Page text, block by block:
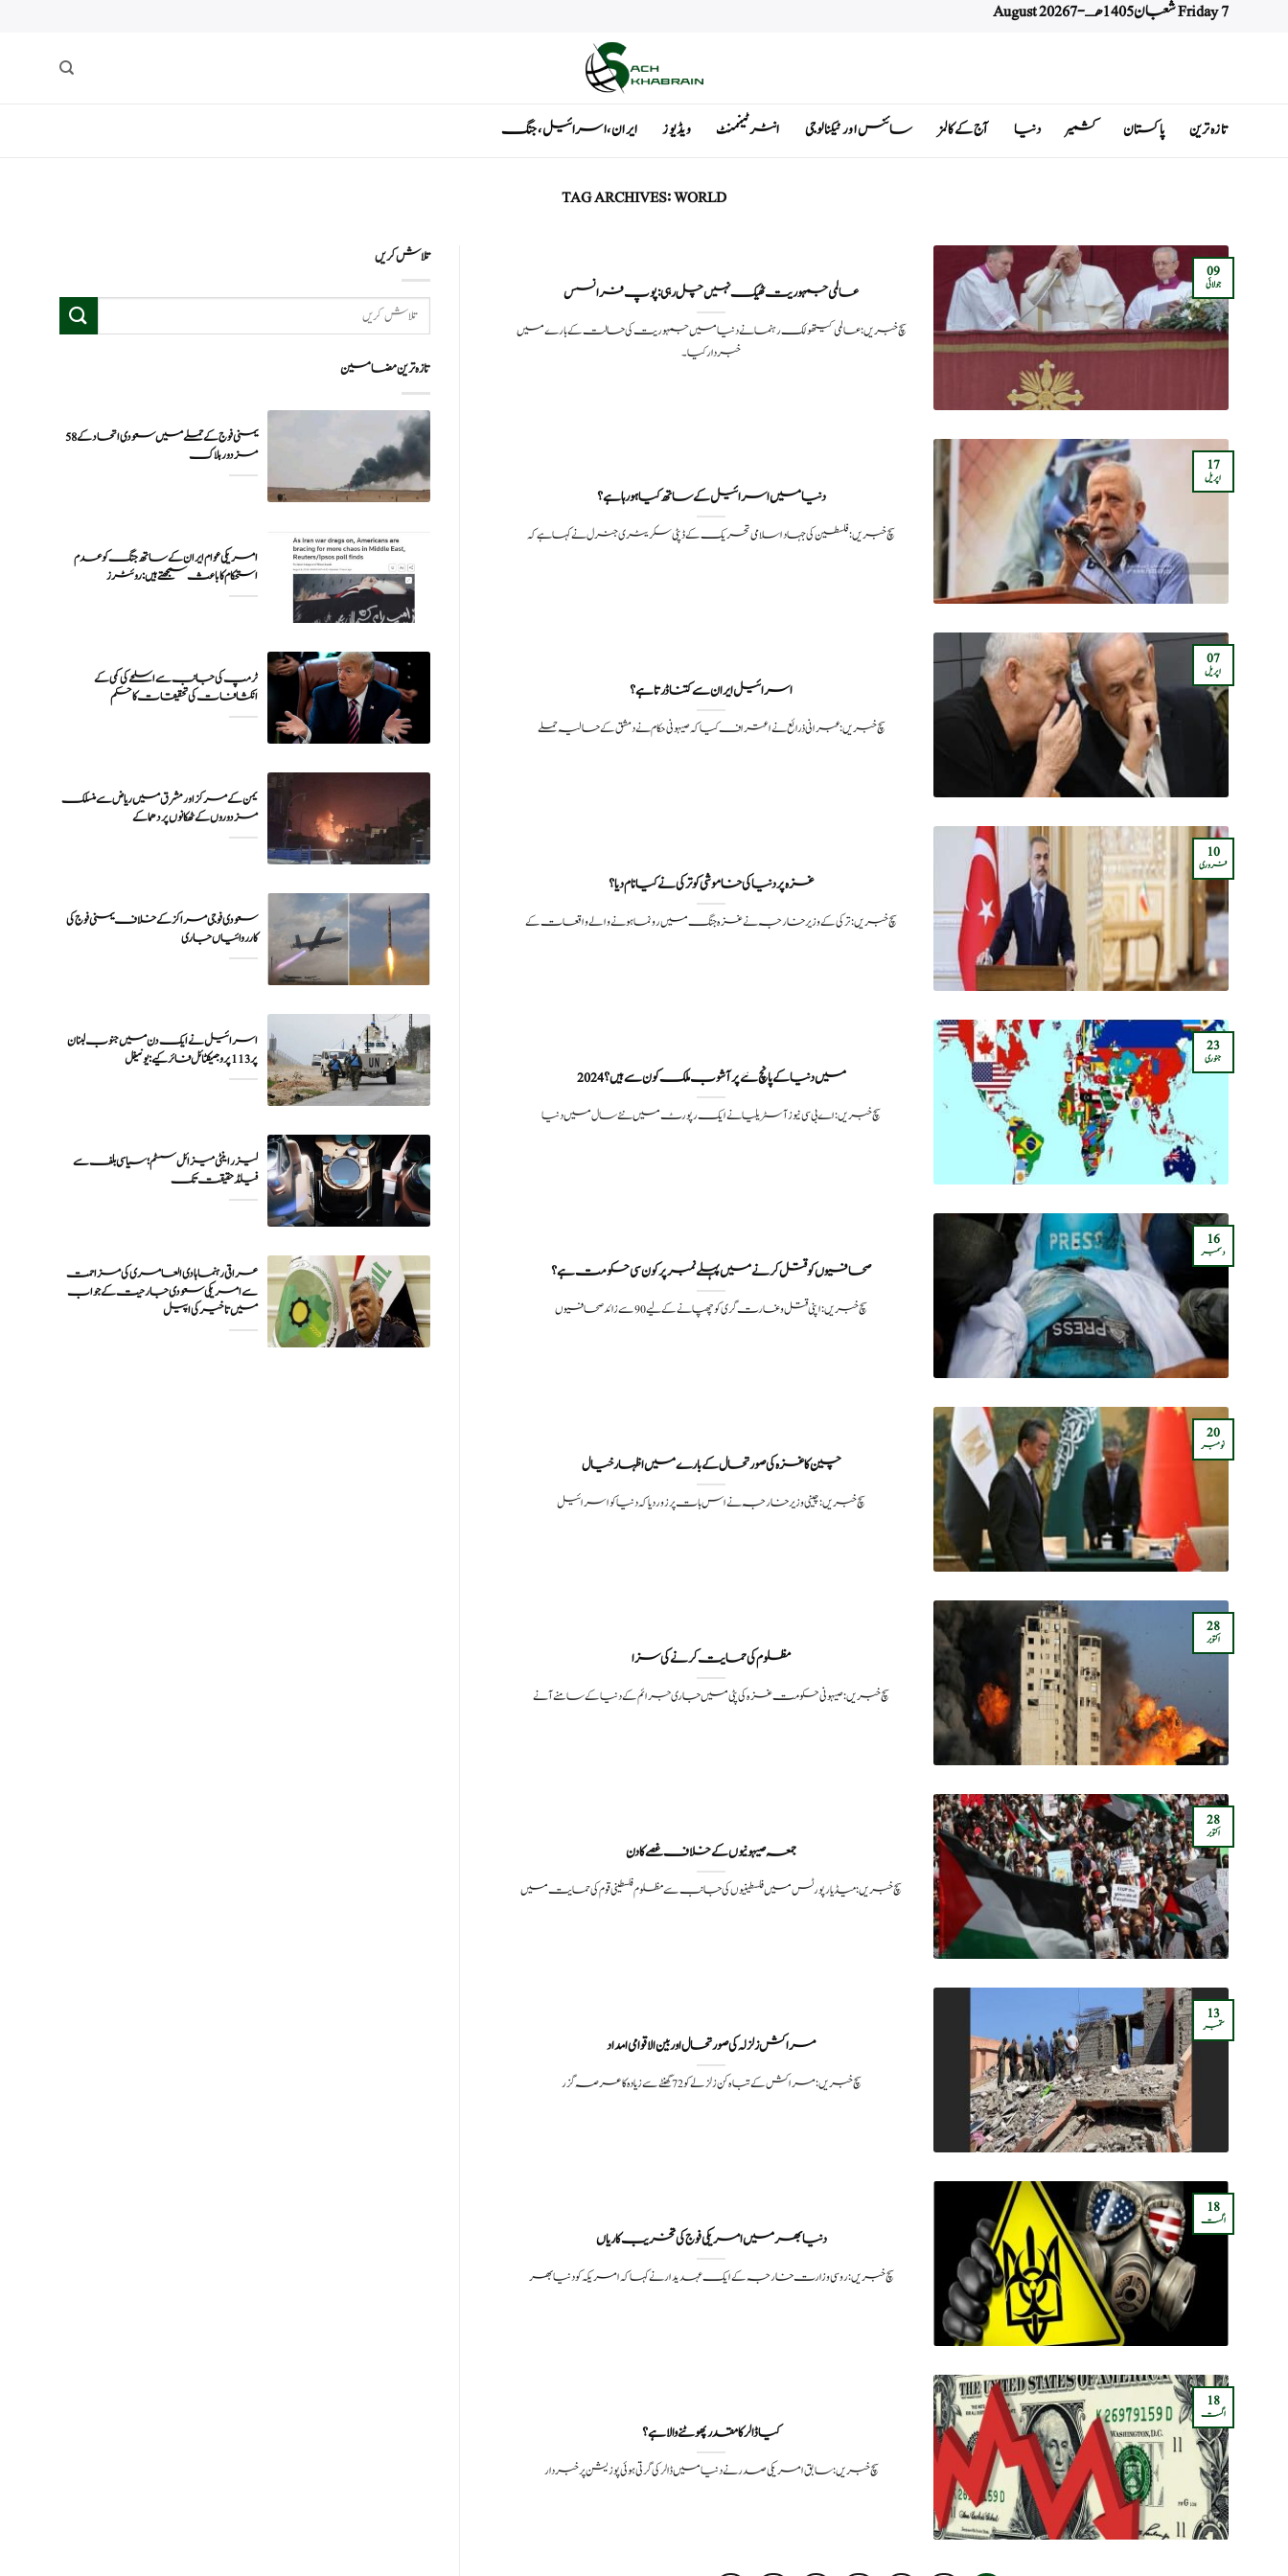
Friday 7 شعبان 1405 هـ - 7 August 2026
تازہ ترین پاکستان کشمیر دنیا آج کے کالمز سائنس اور ٹیکنالوجی انٹرٹینمنٹ ویڈیوز ایران ، اسرائیل ، جنگ
TAG ARCHIVES:WORLD
عالمی جمہوریت ٹھیک نہیں چل رہی: پوپ فرانسس
سچ خبریں: عالمی کیتھولک رہنما نے دنیا میں جمہوریت کی حالت کے بارے میں
خبردار کیا۔
09
جولائی
دنیا میں اسرائیل کے ساتھ کیا ہو رہا ہے؟
سچ خبریں: فلسطین کی جہاد اسلامی تحریک کے ڈپٹی سکریٹری جنرل نے کہا ہے کہ
17
اپریل
اسرائیل ایران سے کتنا ڈرتا ہے؟
سچ خبریں: عبرانی ذرائع نے اعتراف کیا کہ صیہونی حکام نے دمشق کے حالیہ حملے
07
اپریل
غزہ پر دنیا کی خاموشی کو ترکی نے کیا نام دیا؟
سچ خبریں: ترکی کے وزیر خارجہ نے غزہ جنگ میں رونما ہونے والے واقعات کے
10
فروری
2024 میں دنیا کے پانچ نئے پرآشوب ملک کون سے ہیں؟
سچ خبریں: اے بی سی نیوز آسٹریلیا نے ایک رپورٹ میں نئے سال میں دنیا
23
جنوری
صحافیوں کو قتل کرنے میں پہلے نمبر پر کون سی حکومت ہے؟
سچ خبریں: اپنی قتل و غارت گری کو چھپانے کے لیے 90 سے زائد صحافیوں
16
دسمبر
چین کا غزہ کی صورتحال کے بارے میں اظہارخیال
سچ خبریں: چینی وزیر خارجہ نے اس بات پر زور دیا کہ دنیا کو اسرائیل
20
نومبر
مظلوم کی حمایت کرنے کی سزا
سچ خبریں: صیہونی حکومت غزہ کی پٹی میں جاری جرائم کے دنیا کے سامنے آنے
28
اکتوبر
جمعہ صیہونیوں کے خلاف غصے کا دن
سچ خبریں: میڈیا رپورٹس میں فلسطینیوں کی جانب سے مظلوم فلسطینی قوم کی حمایت میں
28
اکتوبر
مراکش زلزلہ کی صورتحال اور بین الاقوامی امداد
سچ خبریں: مراکش کے تباہ کن زلزلے کو 72 گھنٹے سے زیادہ کا عرصہ گزر
13
ستمبر
دنیا بھر میں امریکی فوج کی تخریب کاریاں
سچ خبریں: روسی وزارت خارجہ کے ایک عہدیدار نے کہا کہ امریکہ کو دنیا بھر
18
اگست
کیا ڈالر کا مقدر پھوٹنے والا ہے؟
سچ خبریں: سابق امریکی صدر نے دنیا میں ڈالر کی گرتی ہوئی پوزیشن پر خبردار
18
اگست
تلاش کریں
تازہ ترین مضامین
یمنی فوج کے حملے میں سعودی اتحاد کے 58
مزدور ہلاک
امریکی عوام ایران کے ساتھ جنگ کو عدم
ٹرمپ کی جانب سے اسلحے کی کمی کے
انکشافات کی تحقیقات کا حکم
یمن کے مرکز اور مشرق میں ریاض سے منسلک
مزدوروں کے ٹھکانوں پر دھماکے
سعودی فوجی مراکز کے خلاف یمنی فوج کی
اسرائیل نے ایک دن میں جنوب لبنان
پر 113 پروجیکٹائل فائر کیے: یونیفل
لیزر اینٹی میزائل سسٹم؛ سیاسی بلف سے
فیلڈ حقیقت تک
عراقی رہنما ہادی العامری کی مزاحمت
سے امریکی سعودی جارحیت کے جواب
میں تاخیر کی اپیل